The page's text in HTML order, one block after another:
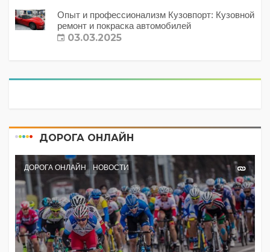
Опыт и профессионализм Кузовпорт: Кузовной
ремонт и покраска автомобилей
03.03.2025
ДОРОГА ОНЛАЙН
ДОРОГА ОНЛАЙН НОВОСТИ